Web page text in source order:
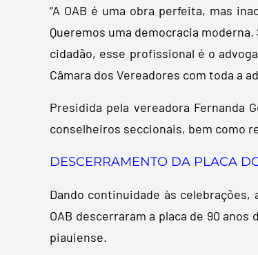
“A OAB é uma obra perfeita, mas
Queremos uma democracia
cidadão, esse profissional é o
Câmara dos Vereadores com toda a
Presidida pela vereadora Fernanda
conselheiros seccionais, bem como
DESCERRAMENTO DA PLACA
Dando continuidade às
OAB descerraram a placa de 90
piauiense.